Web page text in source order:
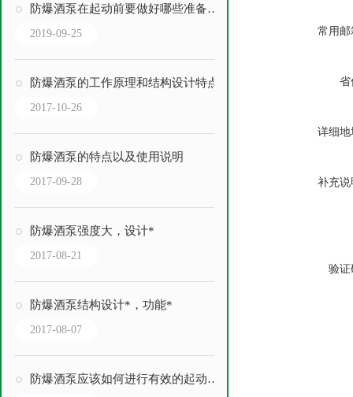
防爆酒泵在起动前要做好哪些准备及检查工作？
2019-09-25
防爆酒泵的工作原理和结构设计特点
2017-10-26
防爆酒泵的特点以及使用说明
2017-09-28
防爆酒泵强度大，设计*
2017-08-21
防爆酒泵结构设计*，功能*
2017-08-07
防爆酒泵应该如何进行有效的起动及操作？
常用邮
省
详细地
补充说
验证